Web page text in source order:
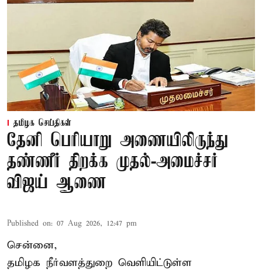
தமிழக செய்திகள்
தேனி பெரியாறு அணையிலிருந்து
தண்ணீர் திறக்க முதல்-அமைச்சர்
விஜய் ஆணை
Published on: 07 Aug 2026, 12:47 pm
சென்னை,
தமிழக நீர்வளத்துறை வெளியிட்டுள்ள